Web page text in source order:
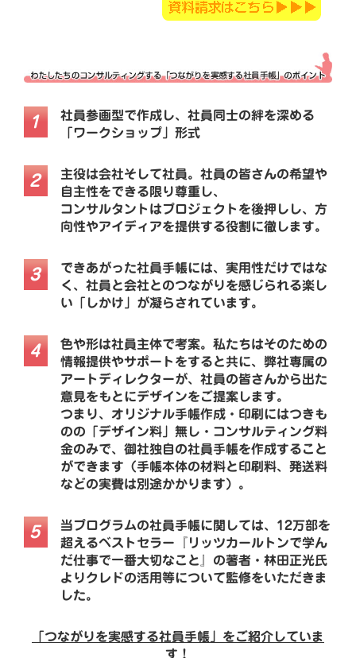
1
社員参画型で作成し、社員同士の絆を深める
「ワークショップ」形式
2
主役は会社そして社員。社員の皆さんの希望や
自主性をできる限り尊重し、
コンサルタントはプロジェクトを後押しし、方
向性やアイディアを提供する役割に徹します。
3
できあがった社員手帳には、実用性だけではな
く、社員と会社とのつながりを感じられる楽し
い「しかけ」が凝らされています。
4
色や形は社員主体で考案。私たちはそのための
情報提供やサポートをすると共に、弊社専属の
アートディレクターが、社員の皆さんから出た
意見をもとにデザインをご提案します。
つまり、オリジナル手帳作成・印刷にはつきも
のの「デザイン料」無し・コンサルティング料
金のみで、御社独自の社員手帳を作成すること
ができます（手帳本体の材料と印刷料、発送料
などの実費は別途かかります）。
5
当プログラムの社員手帳に関しては、12万部を
超えるベストセラー『リッツカールトンで学ん
だ仕事で一番大切なこと』の著者・林田正光氏
よりクレドの活用等について監修をいただきま
した。
「つながりを実感する社員手帳」をご紹介していま
す！